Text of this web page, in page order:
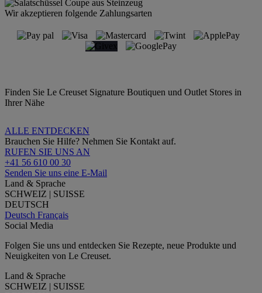
Wir akzeptieren folgende Zahlungsarten
Finden Sie Le Creuset Signature Boutiquen und Outlet Stores in
Ihrer Nähe
ALLE ENTDECKEN
Brauchen Sie Hilfe? Nehmen Sie Kontakt auf.
RUFEN SIE UNS AN
+41 56 610 00 30
Senden Sie uns eine E-Mail
Land & Sprache
SCHWEIZ | SUISSE
DEUTSCH
Deutsch Français
Social Media
Folgen Sie uns und entdecken Sie Rezepte, neue Produkte und
Neuigkeiten von Le Creuset.
Land & Sprache
SCHWEIZ | SUISSE